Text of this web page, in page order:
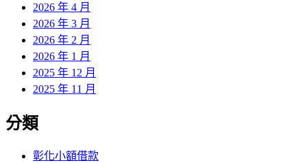
2026 年 4 月
2026 年 3 月
2026 年 2 月
2026 年 1 月
2025 年 12 月
2025 年 11 月
分類
彰化小額借款